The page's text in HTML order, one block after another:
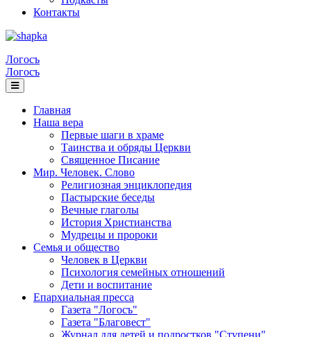
Контакты
Логосъ
Логосъ
Главная
Наша вера
Первые шаги в храме
Таинства и обряды Церкви
Священное Писание
Мир. Человек. Слово
Религиозная энциклопедия
Пастырские беседы
Вечные глаголы
История Христианства
Мудрецы и пророки
Семья и общество
Человек в Церкви
Психология семейных отношений
Дети и воспитание
Епархиальная пресса
Газета "Логосъ"
Газета "Благовест"
Журнал для детей и подростков "Ступени"